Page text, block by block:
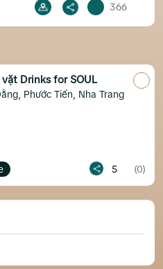
366
Drinks for SOUL
Phước Tiến, Nha Trang
5 (0)